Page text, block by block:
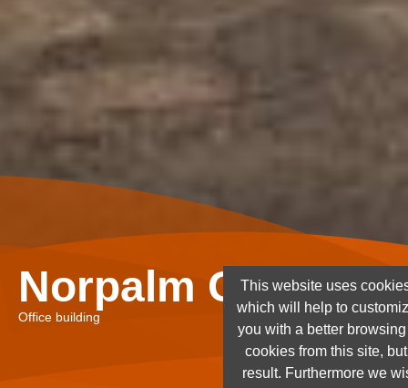
Norpalm Ghana
Office building
This website uses
which will help to
you with a better
cookies from this site,
result. Furthermore we